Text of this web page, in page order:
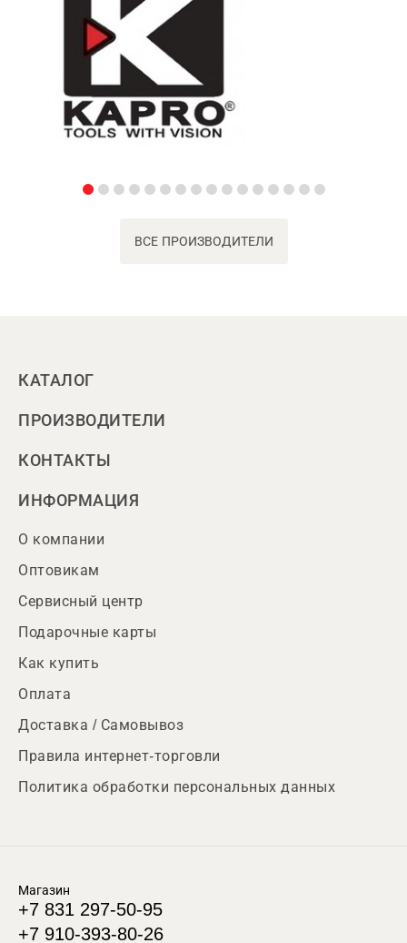
ВСЕ ПРОИЗВОДИТЕЛИ
КАТАЛОГ
ПРОИЗВОДИТЕЛИ
КОНТАКТЫ
ИНФОРМАЦИЯ
О компании
Оптовикам
Сервисный центр
Подарочные карты
Как купить
Оплата
Доставка / Самовывоз
Правила интернет-торговли
Политика обработки персональных данных
Магазин
+7 831 297-50-95
+7 910-393-80-26